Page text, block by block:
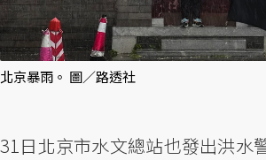
北京暴雨。 圖／路透社
31日北京市水文總站也發出洪水